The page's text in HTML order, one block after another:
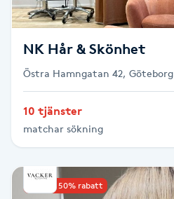
R
Radiofrekvens
Reflexologi
NK Hår & Skönhet
Östra Hamngatan 42, Göteborg
10 tjänster
matchar sökning
Upp till 50% rabatt